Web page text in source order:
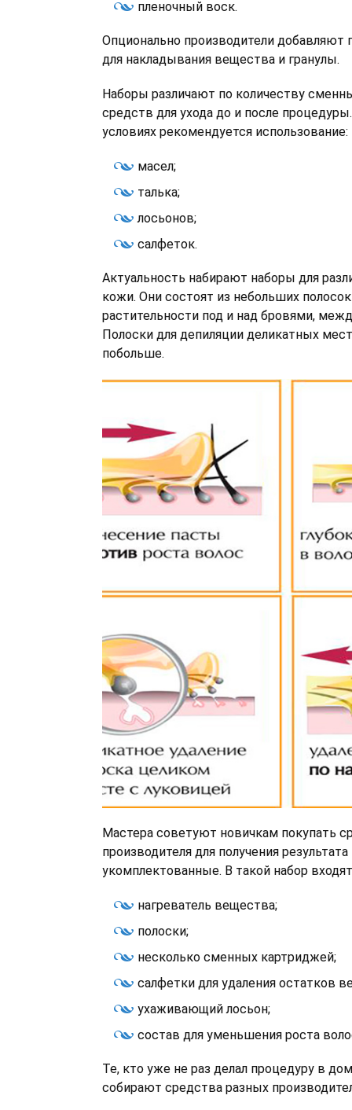
пленочный воск.
Опционально производители добавляют
для накладывания вещества и гранулы.
Наборы различают по количеству
средств для ухода до и после
условиях рекомендуется использование:
масел;
талька;
лосьонов;
салфеток.
Актуальность набирают наборы для
кожи. Они состоят из небольших
растительности под и над бровями,
Полоски для депиляции деликатных
побольше.
Мастера советуют новичкам покупать
производителя для получения
укомплектованные. В такой набор
нагреватель вещества;
полоски;
несколько сменных картриджей;
салфетки для удаления остатков
ухаживающий лосьон;
состав для уменьшения роста
Те, кто уже не раз делал процедуру в
собирают средства разных